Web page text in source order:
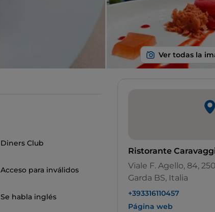
Diners Club
Acceso para inválidos
Se habla inglés
Ristorante
Viale F. Agello, 84,
Garda BS, Italia
+393316110457
Página web